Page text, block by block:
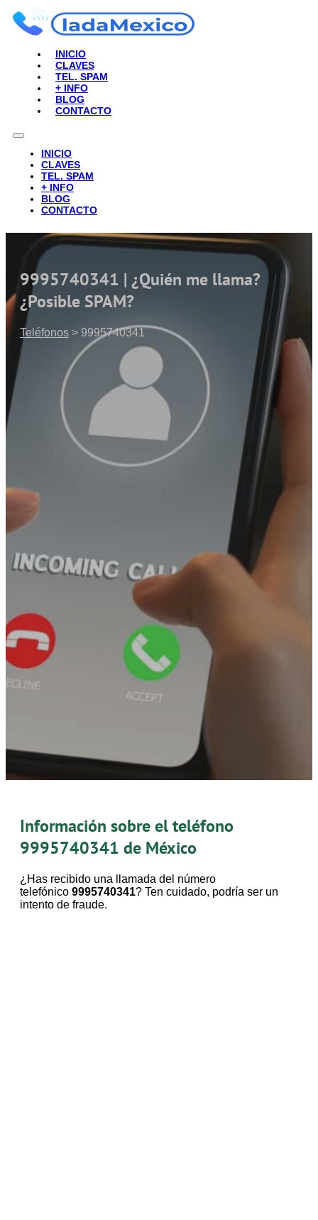
INICIO
CLAVES
TEL. SPAM
+ INFO
BLOG
CONTACTO
INICIO
CLAVES
TEL. SPAM
+ INFO
BLOG
CONTACTO
9995740341 | ¿Quién me llama?
¿Posible SPAM?
Teléfonos > 9995740341
Información sobre el teléfono
9995740341 de México
¿Has recibido una llamada del número
telefónico 9995740341? Ten cuidado, podría ser un
intento de fraude.